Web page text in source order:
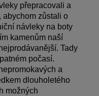
přepracovali a
abychom zůstali o
návleky na boty
kamenům naší
Tady
počasí.
a
dlouholetého
možných